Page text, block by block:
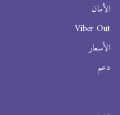
الأمان
Viber Out
الأسعار
دعم